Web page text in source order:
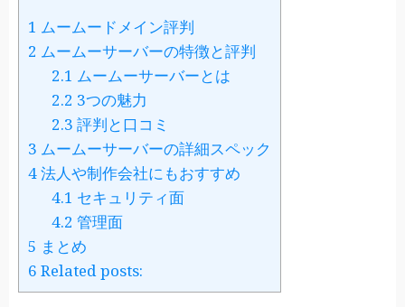
1 ムームードメイン評判
2 ムームーサーバーの特徴と評判
2.1 ムームーサーバーとは
2.2 3つの魅力
2.3 評判と口コミ
3 ムームーサーバーの詳細スペック
4法人や制作会社にもおすすめ
4.1 セキュリティ面
4.2 管理面
5 まとめ
6 Related posts: